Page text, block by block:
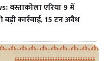
बस्ताकोला एरिया 9 में
कार्रवाई, 15 टन अवैध